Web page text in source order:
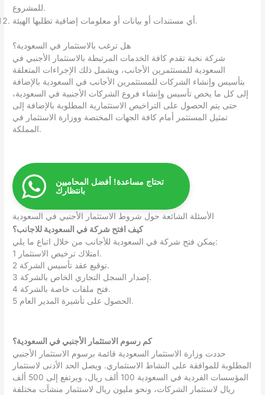
للمشروع.
أي مستندات أو بيانات أو معلومات إضافية تطلبها الهيئة.
هل ترغب بالاستثمار في السعودية؟
شركة نخبة تقدم كافة الخدمات المرتبطة بالاستثمار الأجنبي في
السعودية للمستثمرين الأجانب، ويشمل ذلك الإجراءات المتعلقة
بتأسيس وإنشاء الشركات للمستثمرين الأجانب في السعودية بالإضافة
إلى كل ما يخص تأسيس وإنشاء فروع الشركات الأجنبية في السعودية،
حتى يتم الحصول على التراخيص الاستثمارية المطلوبة بالإضافة إلى
تمثيل المستثمر أمام كافة الجهات المختصة ووزارة الاستثمار في
المملكة.
تحتاج مساعدة! أفضل المحاميين
بانتظارك
الأسئلة الشائعة حول شروط الاستثمار الأجنبي في السعودية
كيف افتح شركة في السعودية للاجانب؟
يمكن فتح شركة في السعودية للأجانب من خلال اتباع ما يلي:
1 امتلاك ترخيص الاستثمار.
2 توقيع عقد تأسيس الشركة.
3 إصدار السجل التجاري الخاص بالشركة.
4 فتح ملفات خاصة بالشركة.
5 الحصول على تأشيرة المدير العام.
كم رسوم الاستثمار الأجنبي في السعودية؟
حددت وزارة الاستثمار السعودية قائمة برسوم الاستثمار الأجنبي
المطلوبة للموافقة على النشاط الاستثماري. ويصل الحد الأدنى لاستثمار
المؤسسات الفردية في السعودية 100 ألف ريال، ويرتفع إلى 500 ألف
ريال لاستثمار الشركات، ونحو مليون ريال لاستثمار منشآت مختلفة